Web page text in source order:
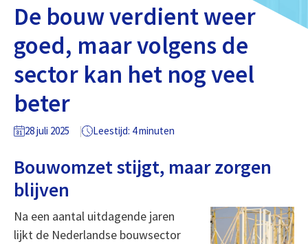
De bouw verdient weer
goed, maar volgens de
sector kan het nog veel
beter
28 juli 2025 Leestijd: 4 minuten
Bouwomzet stijgt, maar zorgen
blijven
Na een aantal uitdagende jaren
lijkt de Nederlandse bouwsector